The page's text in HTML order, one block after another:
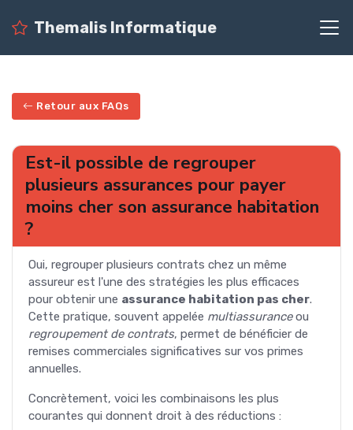
Themalis Informatique
Retour aux FAQs
Est-il possible de regrouper
plusieurs assurances pour payer
moins cher son assurance habitation
?
Oui, regrouper plusieurs contrats chez un même
assureur est l'une des stratégies les plus efficaces
pour obtenir une assurance habitation pas cher.
Cette pratique, souvent appelée multiassuranceou
regroupement de contrats, permet de bénéficier de
remises commerciales significatives sur vos primes
annuelles.
Concrètement, voici les combinaisons les plus
courantes qui donnent droit à des réductions :